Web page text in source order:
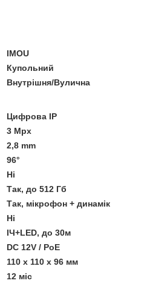
IMOU
Купольний
Внутрішня/Вулична
Цифрова ІР
3 Мрх
2,8 mm
96°
Ні
Так, до 512 Гб
Так, мікрофон + динамік
Ні
ІЧ+LED, до 30м
DC 12V / PoE
110 x 110 x 96 мм
12 міс